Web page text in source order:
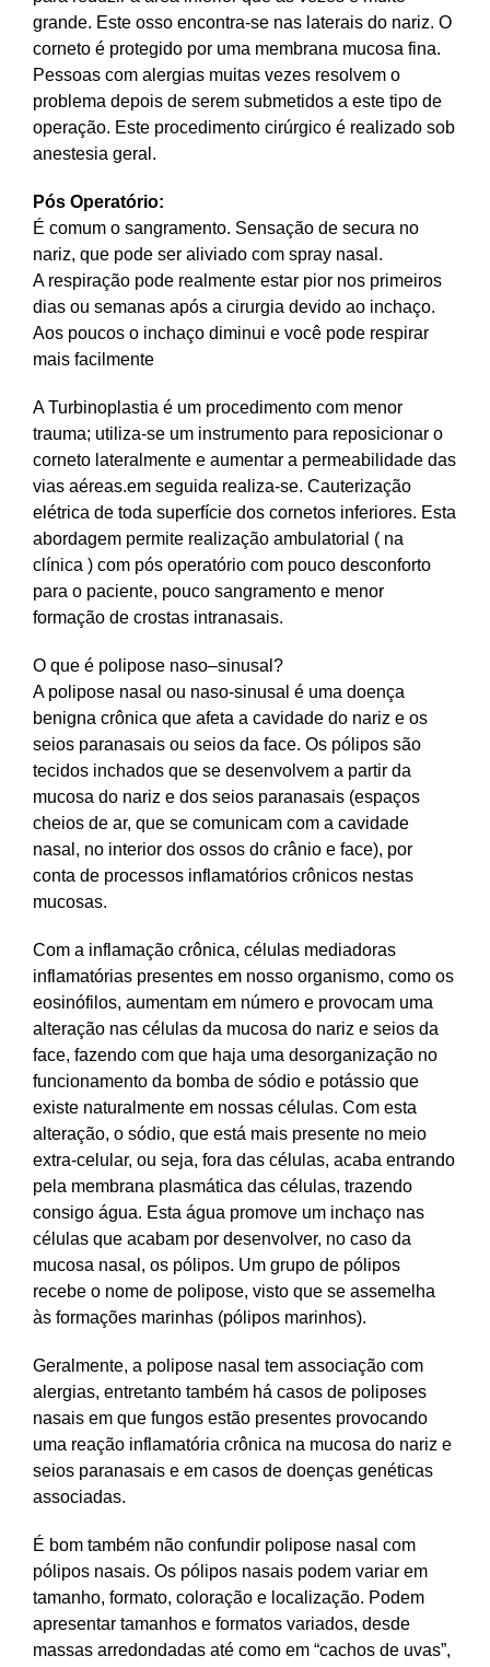
grande. Este osso encontra-se nas laterais do nariz. O
corneto é protegido por uma membrana mucosa fina.
Pessoas com alergias muitas vezes resolvem o
problema depois de serem submetidos a este tipo de
operação. Este procedimento cirúrgico é realizado sob
anestesia geral.
Pós Operatório:
É comum o sangramento. Sensação de secura no
nariz, que pode ser aliviado com spray nasal.
A respiração pode realmente estar pior nos primeiros
dias ou semanas após a cirurgia devido ao inchaço.
Aos poucos o inchaço diminui e você pode respirar
mais facilmente
A Turbinoplastia é um procedimento com menor
trauma; utiliza-se um instrumento para reposicionar o
corneto lateralmente e aumentar a permeabilidade das
vias aéreas.em seguida realiza-se. Cauterização
elétrica de toda superfície dos cornetos inferiores. Esta
abordagem permite realização ambulatorial ( na
clínica ) com pós operatório com pouco desconforto
para o paciente, pouco sangramento e menor
formação de crostas intranasais.
O que é polipose naso–sinusal?
A polipose nasal ou naso-sinusal é uma doença
benigna crônica que afeta a cavidade do nariz e os
seios paranasais ou seios da face. Os pólipos são
tecidos inchados que se desenvolvem a partir da
mucosa do nariz e dos seios paranasais (espaços
cheios de ar, que se comunicam com a cavidade
nasal, no interior dos ossos do crânio e face), por
conta de processos inflamatórios crônicos nestas
mucosas.
Com a inflamação crônica, células mediadoras
inflamatórias presentes em nosso organismo, como os
eosinófilos, aumentam em número e provocam uma
alteração nas células da mucosa do nariz e seios da
face, fazendo com que haja uma desorganização no
funcionamento da bomba de sódio e potássio que
existe naturalmente em nossas células. Com esta
alteração, o sódio, que está mais presente no meio
extra-celular, ou seja, fora das células, acaba entrando
pela membrana plasmática das células, trazendo
consigo água. Esta água promove um inchaço nas
células que acabam por desenvolver, no caso da
mucosa nasal, os pólipos. Um grupo de pólipos
recebe o nome de polipose, visto que se assemelha
às formações marinhas (pólipos marinhos).
Geralmente, a polipose nasal tem associação com
alergias, entretanto também há casos de poliposes
nasais em que fungos estão presentes provocando
uma reação inflamatória crônica na mucosa do nariz e
seios paranasais e em casos de doenças genéticas
associadas.
É bom também não confundir polipose nasal com
pólipos nasais. Os pólipos nasais podem variar em
tamanho, formato, coloração e localização. Podem
apresentar tamanhos e formatos variados, desde
massas arredondadas até como em “cachos de uvas”,